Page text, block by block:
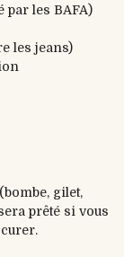
par les BAFA)
les jeans)
gilet,
prêté si vous